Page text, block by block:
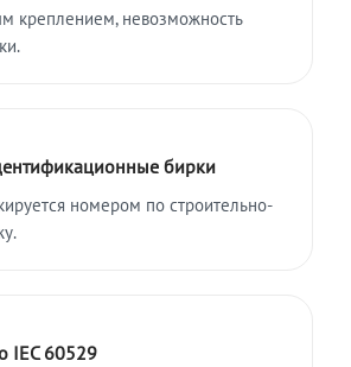
креплением, невозможность
бирки
номером по строительно-
IEC 60529